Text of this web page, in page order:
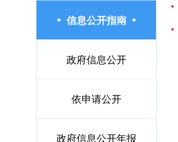
信息公开指南
政府信息公开
依申请公开
政府信息公开年报